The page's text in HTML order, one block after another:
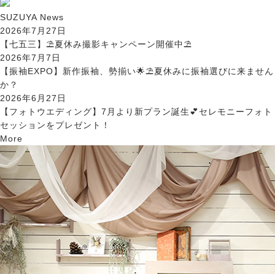
SUZUYA News
2026年7月27日
【七五三】⛱️夏休み撮影キャンペーン開催中⛱️
2026年7月7日
【振袖EXPO】新作振袖、勢揃い🌟⛱️夏休みに振袖選びに来ません
か？
2026年6月27日
【フォトウエディング】7月より新プラン誕生💕セレモニーフォト
セッションをプレゼント！
More